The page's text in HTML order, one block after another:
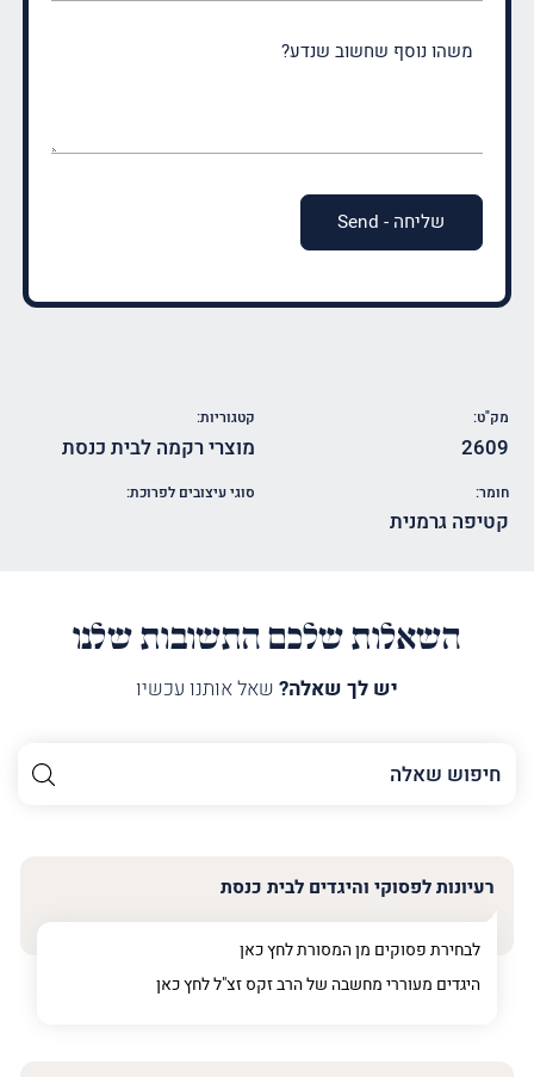
מק"ט:
2609
קטגוריות:
מוצרי רקמה לבית כנסת
חומר:
קטיפה גרמנית
סוגי עיצובים לפרוכת:
השאלות שלכם התשובות שלנו
יש לך שאלה? שאל אותנו עכשיו
השם
שלך
טלפון (חובה)
רעיונות לפסוקי והיגדים לבית כנסת
לבחירת פסוקים מן המסורת לחץכאן
היגדים מעוררי מחשבה של הרב זקס זצ"ל לחץכאן